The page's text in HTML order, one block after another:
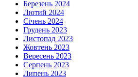
Березень 2024
Лютий 2024
Січень 2024
Грудень 2023
Листопад 2023
Жовтень 2023
Вересень 2023
Серпень 2023
Липень 2023